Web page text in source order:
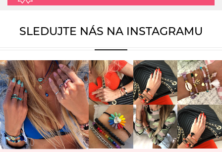
SLEDUJTE NÁS NA INSTAGRAMU